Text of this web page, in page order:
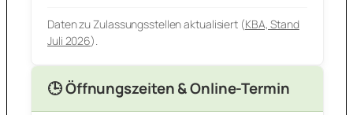
Daten zu Zulassungsstellen aktualisiert (KBA, Stand
Juli 2026).
🕒 Öffnungszeiten & Online-Termin